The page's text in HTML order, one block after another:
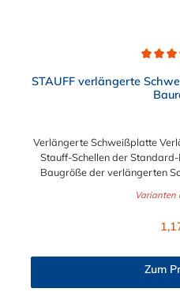
STAUFF verlängerte
Verlängerte Schweißplatte
Stauff-Schellen der
Baugröße der verlängerten
Varianten
Zum